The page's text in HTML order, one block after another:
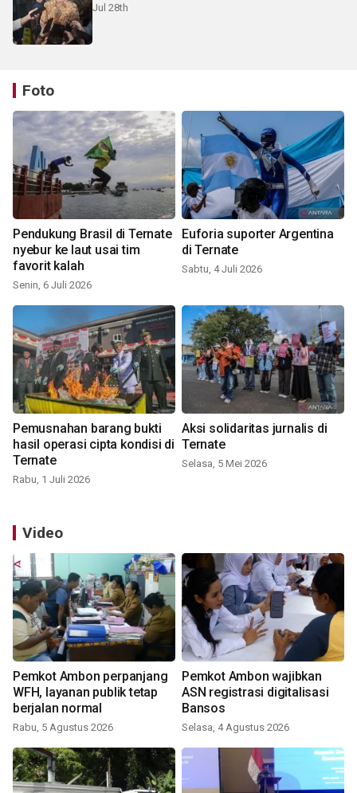
Jul 28th
Foto
Pendukung Brasil di Ternate
nyebur ke laut usai tim
favorit kalah
Senin, 6 Juli 2026
Euforia suporter Argentina
di Ternate
Sabtu, 4 Juli 2026
Pemusnahan barang bukti
hasil operasi cipta kondisi di
Ternate
Rabu, 1 Juli 2026
Aksi solidaritas jurnalis di
Ternate
Selasa, 5 Mei 2026
Video
Pemkot Ambon perpanjang
WFH, layanan publik tetap
berjalan normal
Rabu, 5 Agustus 2026
Pemkot Ambon wajibkan
ASN registrasi digitalisasi
Bansos
Selasa, 4 Agustus 2026